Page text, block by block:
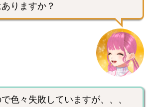
りますか？
色々失敗していますが、、、